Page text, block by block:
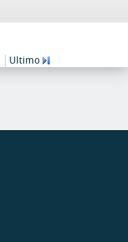
Ultimo